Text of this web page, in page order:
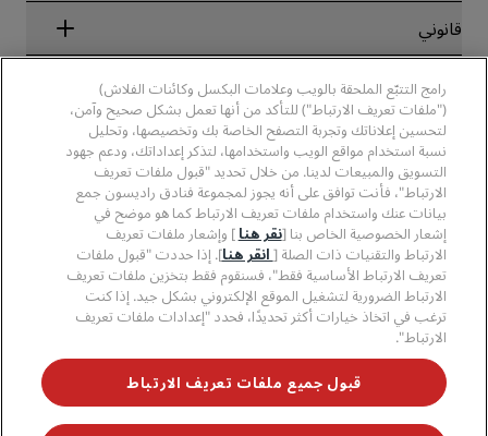
تطبيق فنادق راديسون
الفنادق المعتمدة في مجال الرياضة
فنادق مناسبة للعائلات
الصحة والسلامة
مجموعة فنادق راديسون
وسائل الإعلام
الوظائف، مجموعة فنادق PPHE
الوظائف في مجموعة فنادق EHL
The Club by RHG
فرص التنمية
الأعمال المسؤولة
المشتريات
قانوني
الإشعار القانوني
شروط برنامج Radisson Rewards وأحكامه
اتفاقية استخدام الموقع
سهولة التصفح الرقمي
بيان الرق ّ المعاصر
مساعدة
تنبيهات للمستهلكين
بيانات الاتصال
الأسئلة الشائعة
خريطة الموقع
وسائل التواصل الاجتماعي
علامات فنادق راديسون التجارية
لا تفوّت فرصة الحصول على أفضل عروضنا
رامج التتبّع الملحقة بالويب وعلامات البكسل وكائنات الفلاش)
("ملفات تعريف الارتباط") للتأكد من أنها تعمل بشكل صحيح وآمن،
لتحسين إعلاناتك وتجربة التصفح الخاصة بك وتخصيصها، وتحليل
نسبة استخدام مواقع الويب واستخدامها، لتذكر إعداداتك، ودعم جهود
التسويق والمبيعات لدينا. من خلال تحديد "قبول ملفات تعريف
الارتباط"، فأنت توافق على أنه يجوز لمجموعة فنادق راديسون جمع
بيانات عنك واستخدام ملفات تعريف الارتباط كما هو موضح في
إشعار الخصوصية الخاص بنا [نقر هنا ] وإشعار ملفات تعريف
الارتباط والتقنيات ذات الصلة [ انقر هنا]. إذا حددت "قبول ملفات
تعريف الارتباط الأساسية فقط"، فسنقوم فقط بتخزين ملفات تعريف
الارتباط الضرورية لتشغيل الموقع الإلكتروني بشكل جيد. إذا كنت
ترغب في اتخاذ خيارات أكثر تحديدًا، فحدد "إعدادات ملفات تعريف
الارتباط".
قبول جميع ملفات تعريف الارتباط